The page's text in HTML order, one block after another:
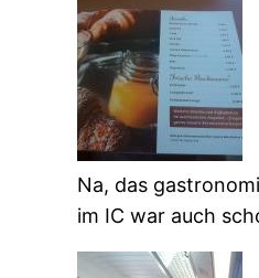
Na, das
im IC war auch